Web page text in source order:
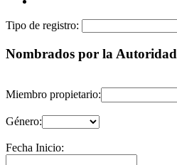
Tipo de registro:
Nombrados por la Autoridad
Miembro propietario:
Género:
Fecha Inicio: